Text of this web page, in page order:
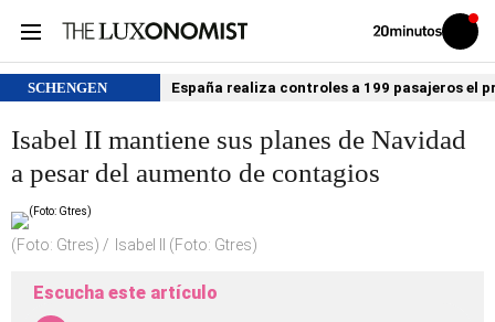
Volver
Iniciar
sesión
SCHENGEN España realiza controles a 199 pasajeros el
Isabel II mantiene sus planes de Navidad
a pesar del aumento de contagios
(Foto: Gtres) Isabel II (Foto: Gtres)
Escucha este artículo